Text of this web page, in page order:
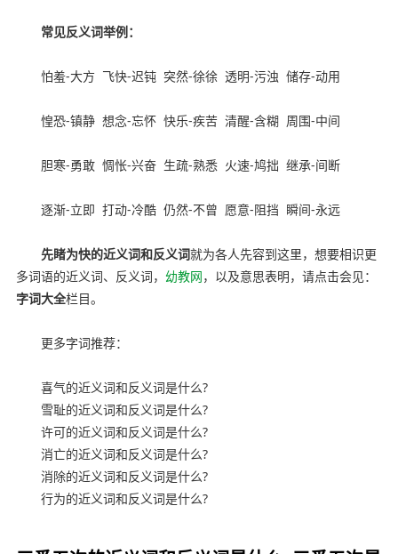
常见反义词举例：
怕羞-大方 飞快-迟钝 突然-徐徐 透明-污浊 储存-动用
惶恐-镇静 想念-忘怀 快乐-疾苦 清醒-含糊 周围-中间
胆寒-勇敢 惆怅-兴奋 生疏-熟悉 火速-鸠拙 继承-间断
逐渐-立即 打动-冷酷 仍然-不曾 愿意-阻挡 瞬间-永远
先睹为快的近义词和反义词就为各人先容到这里，想要相识更
多词语的近义词、反义词， 幼教网，以及意思表明，请点击会见：
字词大全栏目。
更多字词推荐：
喜气的近义词和反义词是什么?
雪耻的近义词和反义词是什么?
许可的近义词和反义词是什么?
消亡的近义词和反义词是什么?
消除的近义词和反义词是什么?
行为的近义词和反义词是什么?